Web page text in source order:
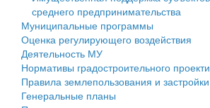
Нормативы градостроительного
Правила землепользования и
Генеральные планы
Проекты планировки территории
среднего предпринимательства
Муниципальные программы
Оценка регулирующего воздействия
Деятельность МУ
Нормативы градостроительного
Правила землепользования и застройки
Генеральные планы